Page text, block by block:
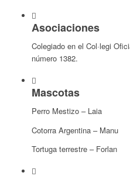
Asociaciones
Colegiado en el Col·legi
número 1382.
Mascotas
Perro Mestizo – Laia
Cotorra Argentina – Manu
Tortuga terrestre – Forlan